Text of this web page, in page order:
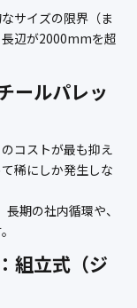
サイズの限界（ま
辺が2000mmを超
ールパレッ
コストが最も抑え
稀にしか発生しな
期の社内循環や、
組立式（ジ